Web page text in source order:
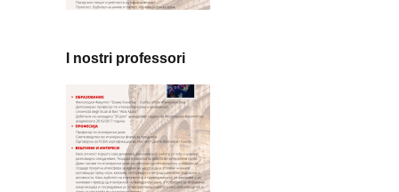
I nostri professori